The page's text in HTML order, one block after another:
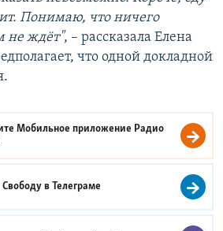
Понимаю, что ничего
не ждёт", – рассказала Елена
что одной докладной
Мобильное приложение Радио
Свободу вТелеграме